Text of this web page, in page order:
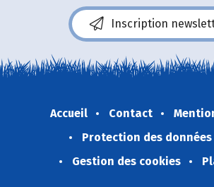
Inscription
Accueil Contact
Protection des données
Gestion des cookies